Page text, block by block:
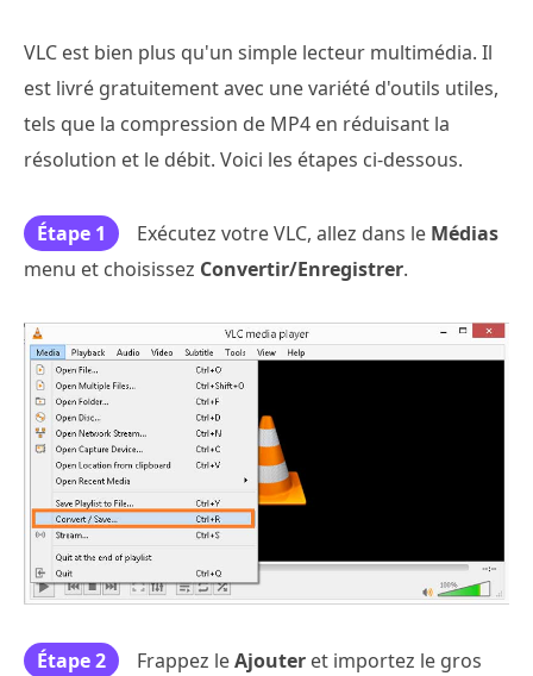
VLC est bien plus qu'un simple lecteur multimédia. Il
est livré gratuitement avec une variété d'outils utiles,
tels que la compression de MP4 en réduisant la
résolution et le débit. Voici les étapes ci-dessous.
Étape 1 Exécutez votre VLC, allez dans le Médias
menu et choisissez Convertir/Enregistrer.
Étape 2 Frappez leAjouter et importez le gros